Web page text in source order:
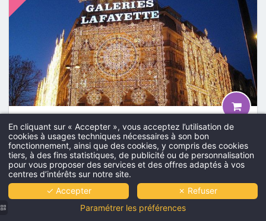
En cliquant sur « Accepter », vous acceptez l’utilisation de
cookies à usages techniques nécessaires à son bon
fonctionnement, ainsi que des cookies, y compris des cookies
tiers, à des fins statistiques, de publicité ou de personnalisation
pour vous proposer des services et des offres adaptés à vos
centres d’intérêts sur notre site.
✓ Accepter
✗ Refuser
Paramétrer les préférences